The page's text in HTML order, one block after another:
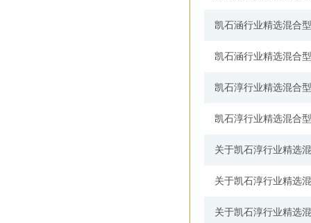
凯石涵行业精选混合
凯石涵行业精选混合
凯石淳行业精选混合
凯石淳行业精选混合
关于凯石淳行业精选
关于凯石淳行业精选
关于凯石淳行业精选